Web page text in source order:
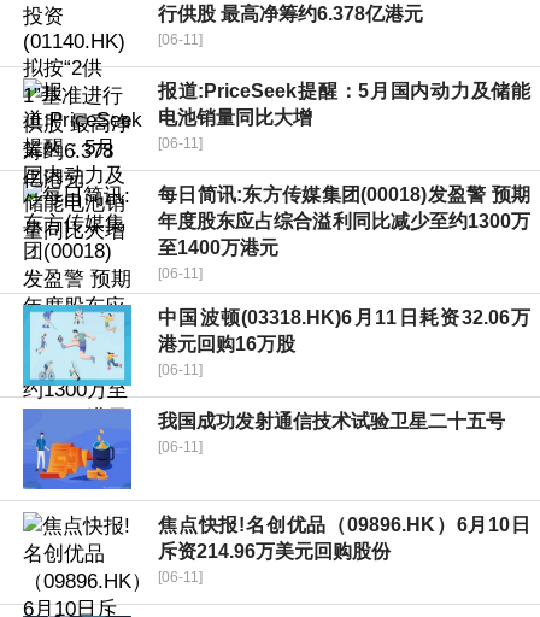
行供股 最高净筹约6.378亿港元
[06-11]
报道:PriceSeek提醒：5月国内动力及储能
电池销量同比大增
[06-11]
每日简讯:东方传媒集团(00018)发盈警 预期
年度股东应占综合溢利同比减少至约1300万
至1400万港元
[06-11]
中国波顿(03318.HK)6月11日耗资32.06万
港元回购16万股
[06-11]
我国成功发射通信技术试验卫星二十五号
[06-11]
焦点快报!名创优品（09896.HK）6月10日
斥资214.96万美元回购股份
[06-11]